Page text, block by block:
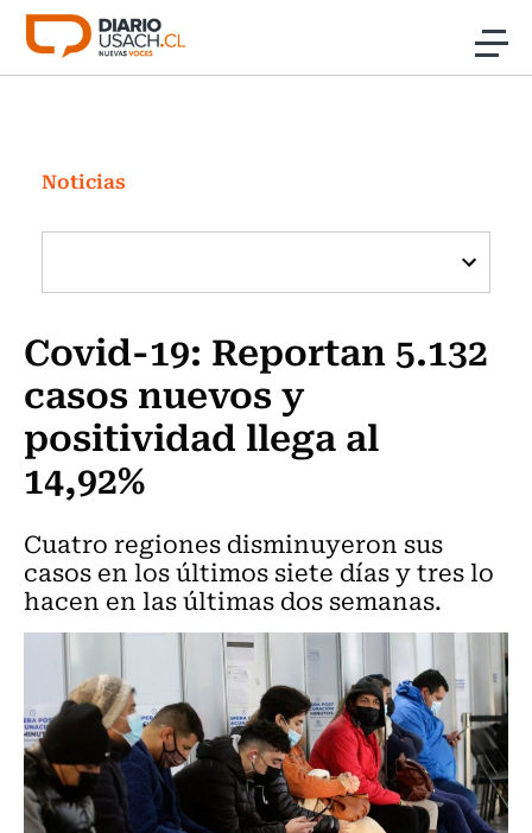
Click acá para ir directamente al contenido
Investigación
Cultura
Programas Radio y TV Usach
Noticias
Covid-19: Reportan 5.132
casos nuevos y
positividad llega al
14,92%
Cuatro regiones disminuyeron sus
casos en los últimos siete días y tres lo
hacen en las últimas dos semanas.